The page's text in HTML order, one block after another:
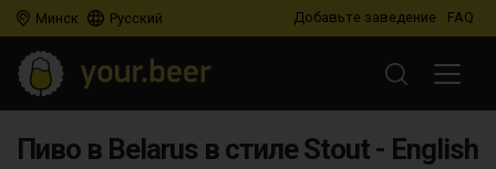
Минск Русский Добавьте заведение FAQ
Пиво в Belarus в стиле Stout - English